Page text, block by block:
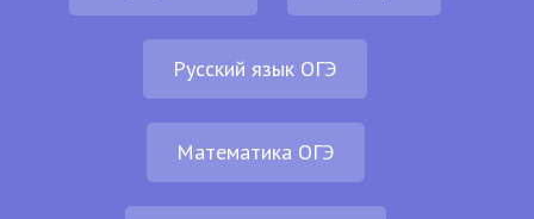
Русский язык ОГЭ
Математика ОГЭ